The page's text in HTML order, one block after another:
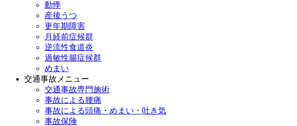
動悸
産後うつ
更年期障害
月経前症候群
逆流性食道炎
過敏性腸症候群
めまい
交通事故メニュー
交通事故専門施術
事故による腰痛
事故による頭痛・めまい・吐き気
事故保険